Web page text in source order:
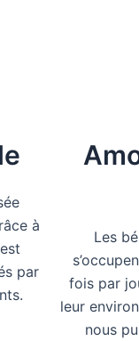
à
par
Les
fois par
leur
nous